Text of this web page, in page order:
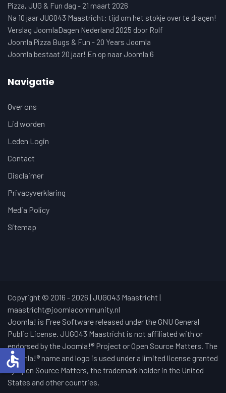
Pizza, JUG & Fun dag - 21 maart 2026
Na 10 jaar JUG043 Maastricht: tijd om het stokje over te dragen!
Verslag JoomlaDagen Nederland 2025 door Rolf
Joomla Pizza Bugs & Fun - 20 Years Joomla
Joomla bestaat 20 jaar! En op naar Joomla 6
Navigatie
Over ons
Lid worden
Leden Login
Contact
Disclaimer
Privacyverklaring
Media Policy
Sitemap
Copyright © 2016 - 2026 | JUG043 Maastricht |
maastricht@joomlacommunity.nl
Joomla! is Free Software released under the GNU General
Public License. JUG043 Maastricht is not affiliated with or
endorsed by the Joomla!® Project or Open Source Matters. The
Joomla!® name and logo is used under a limited license granted
by Open Source Matters, the trademark holder in the United
States and other countries.
accessible